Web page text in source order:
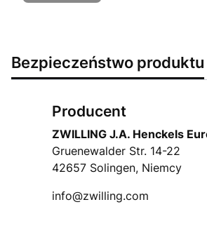
Bezpieczeństwo produktu
Producent
ZWILLING J.A. Henckels
Gruenewalder Str. 14-22
42657 Solingen, Niemcy
info@zwilling.com